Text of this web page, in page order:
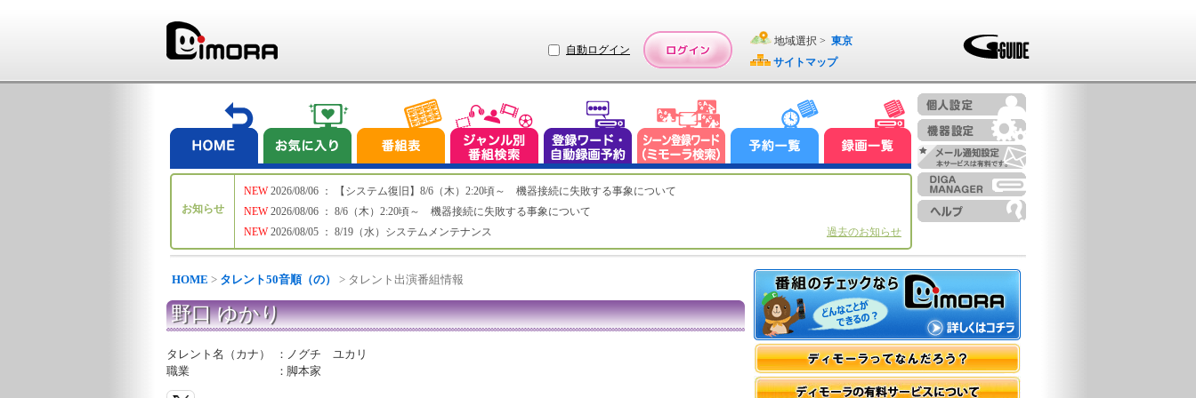
自動ログイン
地域選択 > 東京
サイトマップ
お知らせ
NEW
NEW
NEW
2026/08/06 ： 【システム復旧】8/6（木）2:20頃～ 機器接続に失敗する事象について
2026/08/06 ： 8/6（木）2:20頃～ 機器接続に失敗する事象について
2026/08/05 ： 8/19（水）システムメンテナンス
過去のお知らせ
HOME > タレント50音順（の） > タレント出演番組情報
野口 ゆかり
タレント名（カナ） ： ノグチ ユカリ
職業
： 脚本家